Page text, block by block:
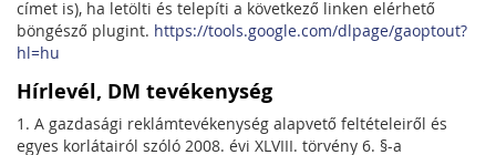
címet is), ha letölti és telepíti a következő linken elérhető
böngésző plugint. https://tools.google.com/dlpage/gaoptout?
hl=hu
Hírlevél, DM tevékenység
1. A gazdasági reklámtevékenység alapvető feltételeiről és
egyes korlátairól szóló 2008. évi XLVIII. törvény 6. §-a